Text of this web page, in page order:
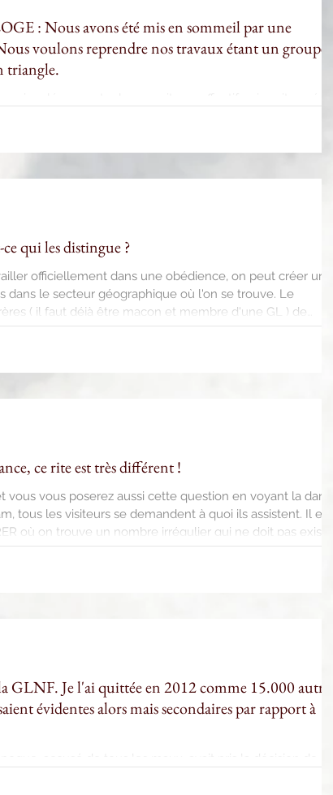
: Nous avons été mis en sommeil par une
voulons reprendre nos travaux étant un groupe
triangle.
dans l'obligation de se renforcer avec le concours de FF
qui les distingue ?
officiellement dans une obédience, on peut créer une
dans le secteur géographique où l'on se trouve. Le
( il faut déjà être maçon et membre d'une GL ) de
regrouper d'autres frères jusqu'à ce que, étant 7 ou 9
ce rite est très différent !
vous vous poserez aussi cette question en voyant la
tous les visiteurs se demandent à quoi ils assistent. Il en
où on trouve un nombre irrégulier qui ne doit pas
GLNF. Je l'ai quittée en 2012 comme 15.000
évidentes alors mais secondaires par rapport à